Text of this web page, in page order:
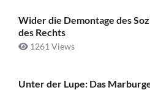
Wider die Demontage des
des Rechts
1261 Views
Unter der Lupe: Das